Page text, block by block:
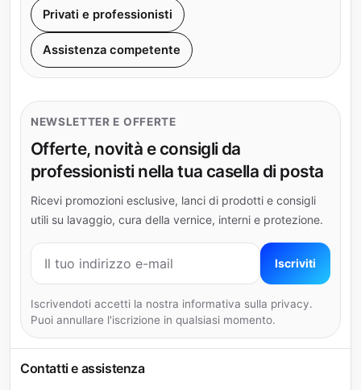
Privati e professionisti
Assistenza competente
NEWSLETTER E OFFERTE
Offerte, novità e consigli da
professionisti nella tua casella di posta
Ricevi promozioni esclusive, lanci di prodotti e consigli
utili su lavaggio, cura della vernice, interni e protezione.
Indirizzo e-mail
Iscriviti
Iscrivendoti accetti la nostra informativa sulla privacy.
Puoi annullare l'iscrizione in qualsiasi momento.
Contatti e assistenza